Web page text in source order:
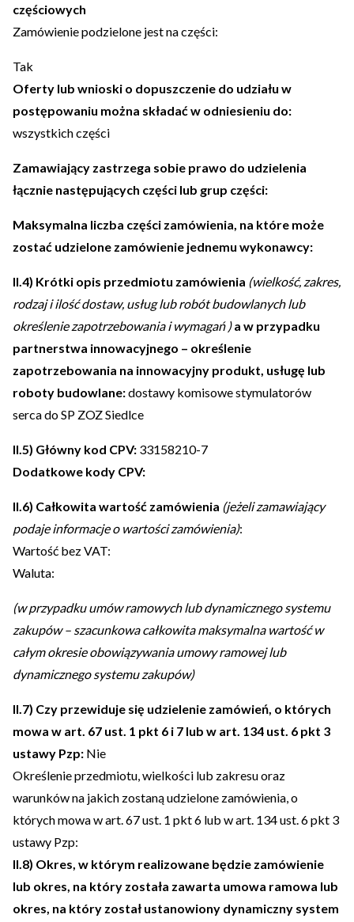
częściowych
Zamówienie podzielone jest na części:
Tak
Oferty lub wnioski o dopuszczenie do udziału w
postępowaniu można składać w odniesieniu do:
wszystkich części
Zamawiający zastrzega sobie prawo do udzielenia
łącznie następujących części lub grup części:
Maksymalna liczba części zamówienia, na które może
zostać udzielone zamówienie jednemu wykonawcy:
II.4) Krótki opis przedmiotu zamówienia (wielkość, zakres,
rodzaj i ilość dostaw, usług lub robót budowlanych lub
określenie zapotrzebowania i wymagań )a w przypadku
partnerstwa innowacyjnego – określenie
zapotrzebowania na innowacyjny produkt, usługę lub
roboty budowlane:dostawy komisowe stymulatorów
serca do SP ZOZ Siedlce
II.5) Główny kod CPV: 33158210-7
Dodatkowe kody CPV:
II.6) Całkowita wartość zamówienia (jeżeli zamawiający
podaje informacje o wartości zamówienia):
Wartość bez VAT:
Waluta:
(w przypadku umów ramowych lub dynamicznego systemu
zakupów – szacunkowa całkowita maksymalna wartość w
całym okresie obowiązywania umowy ramowej lub
dynamicznego systemu zakupów)
II.7) Czy przewiduje się udzielenie zamówień, o których
mowa w art. 67 ust. 1 pkt 6 i 7 lub w art. 134 ust. 6 pkt 3
ustawy Pzp: Nie
Określenie przedmiotu, wielkości lub zakresu oraz
warunków na jakich zostaną udzielone zamówienia, o
których mowa w art. 67 ust. 1 pkt 6 lub w art. 134 ust. 6 pkt 3
ustawy Pzp:
II.8) Okres, w którym realizowane będzie zamówienie
lub okres, na który została zawarta umowa ramowa lub
okres, na który został ustanowiony dynamiczny system